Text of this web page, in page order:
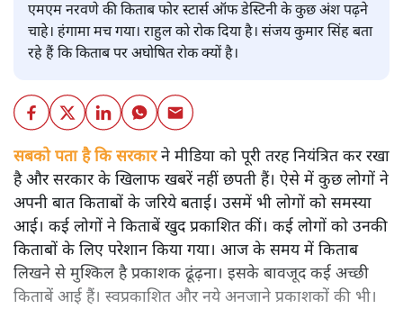
एमएम नरवणे की किताब फोर स्टार्स ऑफ डेस्टिनी के कुछ अंश पढ़ने
चाहे। हंगामा मच गया। राहुल को रोक दिया है। संजय कुमार सिंह बता
रहे हैं कि किताब पर अघोषित रोक क्यों है।
सबको पता है कि सरकारने मीडिया को पूरी तरह नियंत्रित कर रखा
है और सरकार के खिलाफ खबरें नहीं छपती हैं। ऐसे में कुछ लोगों ने
अपनी बात किताबों के जरिये बताई। उसमें भी लोगों को समस्या
आई। कई लोगों ने किताबें खुद प्रकाशित कीं। कई लोगों को उनकी
किताबों के लिए परेशान किया गया। आज के समय में किताब
लिखने से मुश्किल है प्रकाशक ढूंढ़ना। इसके बावजूद कई अच्छी
किताबें आई हैं। स्वप्रकाशित और नये अनजाने प्रकाशकों की भी।